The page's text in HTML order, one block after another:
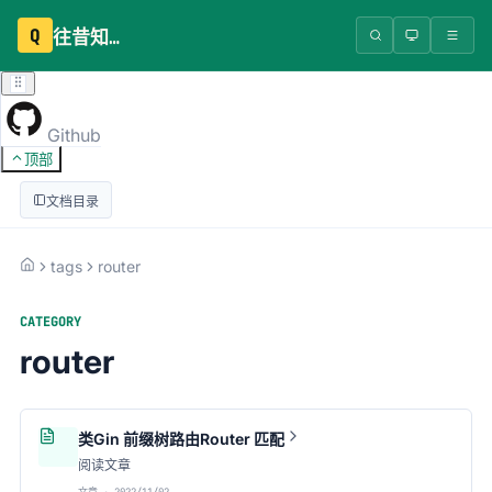
Q 往昔知识库
Github
顶部
文档目录
tags router
CATEGORY
router
类Gin 前缀树路由Router 匹配
阅读文章